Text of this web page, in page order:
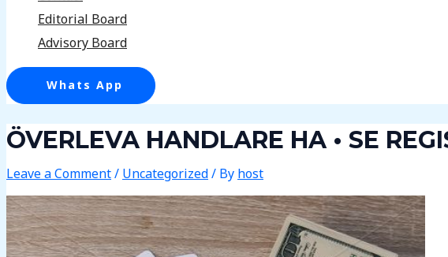
Editorial Board
Advisory Board
Whats App
ÖVERLEVA HANDLARE HA • SE
Leave a Comment/ Uncategorized/ By host